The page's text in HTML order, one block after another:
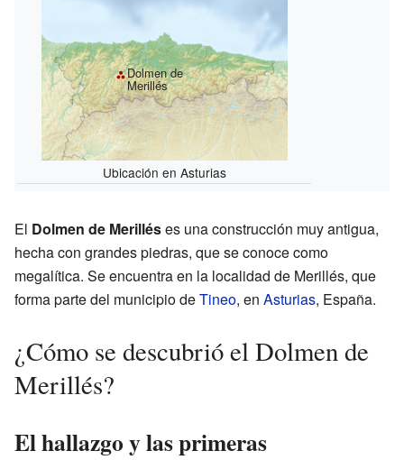
Dolmen de
Merillés
Ubicación en Asturias
El Dolmen de Merilléses una construcción muy antigua,
hecha con grandes piedras, que se conoce como
megalítica. Se encuentra en la localidad de Merillés, que
forma parte del municipio deTineo, en Asturias, España.
¿Cómo se descubrió el Dolmen de
Merillés?
El hallazgo y las primeras